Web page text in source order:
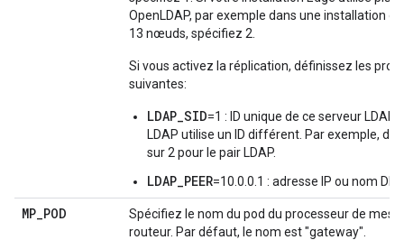
OpenLDAP, par exemple dans une installation
13 nœuds, spécifiez 2.
Si vous activez la réplication, définissez les
suivantes:
LDAP_SID=1 : ID unique de ce serveur
LDAP utilise un ID différent. Par exemple,
sur 2 pour le pair LDAP.
LDAP_PEER=10.0.0.1 : adresse IP ou nom
MP_POD
Spécifiez le nom du pod du processeur de
routeur. Par défaut, le nom est "gateway".